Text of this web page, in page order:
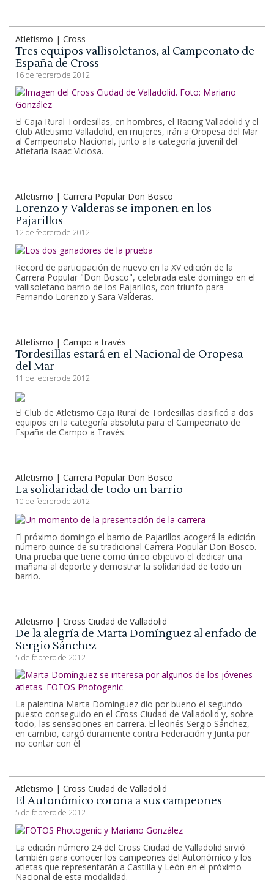
Atletismo | Cross
Tres equipos vallisoletanos, al Campeonato de
España de Cross
16 de febrero de 2012
El Caja Rural Tordesillas, en hombres, el Racing Valladolid y el
Club Atletismo Valladolid, en mujeres, irán a Oropesa del Mar
al Campeonato Nacional, junto a la categoría juvenil del
Atletaria Isaac Viciosa.
Atletismo | Carrera Popular Don Bosco
Lorenzo y Valderas se imponen en los
Pajarillos
12 de febrero de 2012
Record de participación de nuevo en la XV edición de la
Carrera Popular "Don Bosco", celebrada este domingo en el
vallisoletano barrio de los Pajarillos, con triunfo para
Fernando Lorenzo y Sara Valderas.
Atletismo | Campo a través
Tordesillas estará en el Nacional de Oropesa
del Mar
11 de febrero de 2012
El Club de Atletismo Caja Rural de Tordesillas clasificó a dos
equipos en la categoría absoluta para el Campeonato de
España de Campo a Través.
Atletismo | Carrera Popular Don Bosco
La solidaridad de todo un barrio
10 de febrero de 2012
El próximo domingo el barrio de Pajarillos acogerá la edición
número quince de su tradicional Carrera Popular Don Bosco.
Una prueba que tiene como único objetivo el dedicar una
mañana al deporte y demostrar la solidaridad de todo un
barrio.
Atletismo | Cross Ciudad de Valladolid
De la alegría de Marta Domínguez al enfado de
Sergio Sánchez
5 de febrero de 2012
La palentina Marta Domínguez dio por bueno el segundo
puesto conseguido en el Cross Ciudad de Valladolid y, sobre
todo, las sensaciones en carrera. El leonés Sergio Sánchez,
en cambio, cargó duramente contra Federación y Junta por
no contar con él
Atletismo | Cross Ciudad de Valladolid
El Autonómico corona a sus campeones
5 de febrero de 2012
La edición número 24 del Cross Ciudad de Valladolid sirvió
también para conocer los campeones del Autonómico y los
atletas que representarán a Castilla y León en el próximo
Nacional de esta modalidad.